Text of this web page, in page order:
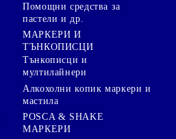
Помощни средства за
пастели и др.
МАРКЕРИ И
ТЪНКОПИСЦИ
Тънкописци и
мултилайнери
Алкохолни копик маркери и
мастила
POSCA & SHAKE
МАРКЕРИ